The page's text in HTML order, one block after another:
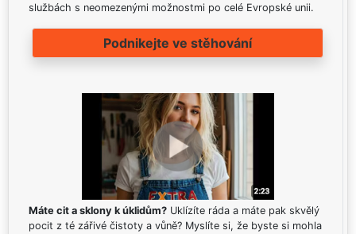
službách s neomezenými možnostmi po celé Evropské unii.
Podnikejte ve stěhování
Máte cit a sklony k úklidům? Uklízíte ráda a máte pak skvělý
pocit z té zářivé čistoty a vůně? Myslíte si, že byste si mohla